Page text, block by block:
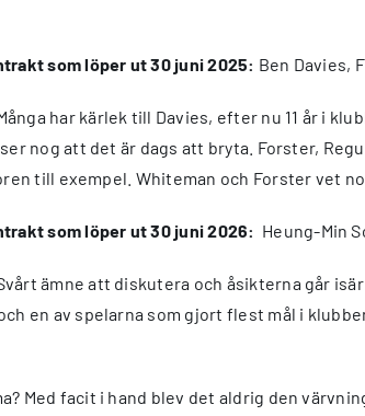
som löper ut30 juni 2025: Ben Davies,
har kärlek till Davies, efter nu 11 år i
nog att det är dags att bryta. Forster,
till exempel. Whiteman och Forster vet
som löper ut30 juni 2026: Heung-Min
ämne att diskutera och åsikterna går
en av spelarna som gjort flest mål i
Med facit i hand blev det aldrig den